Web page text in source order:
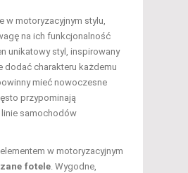
w motoryzacyjnym stylu,
na ich funkcjonalność
unikatowy styl, inspirowany
dodać charakteru każdemu
mieć nowoczesne
przypominają
samochodów
w motoryzacyjnym
fotele. Wygodne,